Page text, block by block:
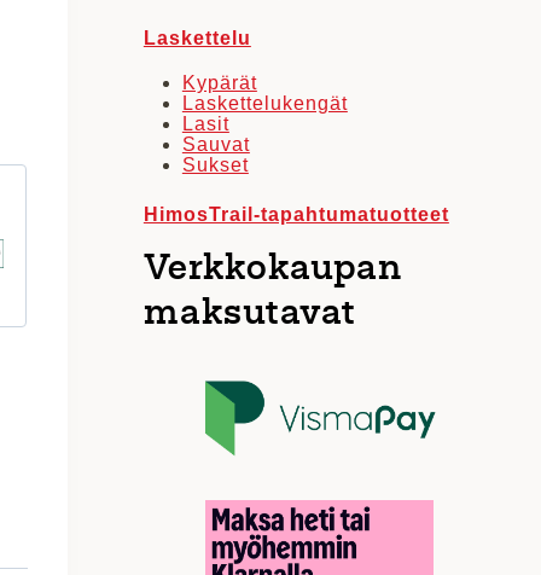
Laskettelu
Kypärät
Laskettelukengät
Lasit
Sauvat
Sukset
HimosTrail-tapahtumatuotteet
Verkkokaupan
maksutavat